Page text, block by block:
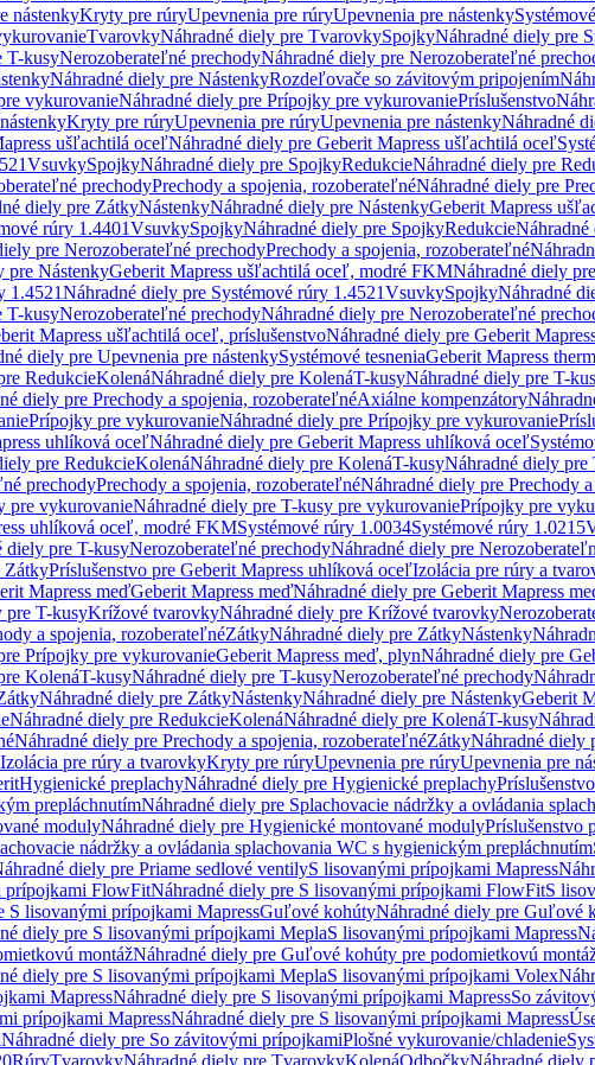
nástenkyKryty pre rúryUpevnenia pre rúryUpevnenia pre nástenky
TvarovkyNáhradné diely pre TvarovkySpojkyNáhradné diely pre
T-kusyNerozoberateľné prechodyNáhradné diely pre Nerozoberateľné
Náhradné diely pre NástenkyRozdeľovače so závitovým pripojením
vykurovanieNáhradné diely pre Prípojky pre vykurovaniePríslušenstvo
Kryty pre rúryUpevnenia pre rúryUpevnenia pre nástenkyNáhradné
ušľachtilá oceľNáhradné diely pre Geberit Mapress ušľachtilá oceľ
VsuvkySpojkyNáhradné diely pre SpojkyRedukcieNáhradné diely pre
prechodyPrechody a spojenia, rozoberateľnéNáhradné diely pre
diely pre ZátkyNástenkyNáhradné diely pre NástenkyGeberit Mapress
rúry 1.4401VsuvkySpojkyNáhradné diely pre SpojkyRedukcieNáhradné
pre Nerozoberateľné prechodyPrechody a spojenia, rozoberateľné
pre NástenkyGeberit Mapress ušľachtilá oceľ, modré FKMNáhradné diely
1.4521Náhradné diely pre Systémové rúry 1.4521VsuvkySpojkyNáhradné
T-kusyNerozoberateľné prechodyNáhradné diely pre Nerozoberateľné
Mapress ušľachtilá oceľ, príslušenstvoNáhradné diely pre Geberit
diely pre Upevnenia pre nástenkySystémové tesneniaGeberit Mapress therm
RedukcieKolenáNáhradné diely pre KolenáT-kusyNáhradné diely pre T-
diely pre Prechody a spojenia, rozoberateľnéAxiálne kompenzátory
Prípojky pre vykurovanieNáhradné diely pre Prípojky pre vykurovanie
uhlíková oceľNáhradné diely pre Geberit Mapress uhlíková oceľ
pre RedukcieKolenáNáhradné diely pre KolenáT-kusyNáhradné diely pre
prechodyPrechody a spojenia, rozoberateľnéNáhradné diely pre Prechody
pre vykurovanieNáhradné diely pre T-kusy pre vykurovaniePrípojky pre
uhlíková oceľ, modré FKMSystémové rúry 1.0034Systémové rúry 1.0215
diely pre T-kusyNerozoberateľné prechodyNáhradné diely pre
ZátkyPríslušenstvo pre Geberit Mapress uhlíková oceľIzolácia pre rúry a
Mapress meďGeberit Mapress meďNáhradné diely pre Geberit Mapress
pre T-kusyKrížové tvarovkyNáhradné diely pre Krížové tvarovky
a spojenia, rozoberateľnéZátkyNáhradné diely pre ZátkyNástenky
Prípojky pre vykurovanieGeberit Mapress meď, plynNáhradné diely pre
KolenáT-kusyNáhradné diely pre T-kusyNerozoberateľné prechody
Náhradné diely pre ZátkyNástenkyNáhradné diely pre NástenkyGeberit
Náhradné diely pre RedukcieKolenáNáhradné diely pre KolenáT-kusy
Náhradné diely pre Prechody a spojenia, rozoberateľnéZátkyNáhradné diely
Izolácia pre rúry a tvarovkyKryty pre rúryUpevnenia pre rúryUpevnenia pre
Hygienické preplachyNáhradné diely pre Hygienické preplachyPríslušenstvo
prepláchnutímNáhradné diely pre Splachovacie nádržky a ovládania
modulyNáhradné diely pre Hygienické montované modulyPríslušenstvo
nádržky a ovládania splachovania WC s hygienickým prepláchnutím
diely pre Priame sedlové ventilyS lisovanými prípojkami Mapress
prípojkami FlowFitNáhradné diely pre S lisovanými prípojkami FlowFitS
S lisovanými prípojkami MapressGuľové kohútyNáhradné diely pre Guľové
diely pre S lisovanými prípojkami MeplaS lisovanými prípojkami Mapress
montážNáhradné diely pre Guľové kohúty pre podomietkovú
diely pre S lisovanými prípojkami MeplaS lisovanými prípojkami Volex
MapressNáhradné diely pre S lisovanými prípojkami MapressSo
prípojkami MapressNáhradné diely pre S lisovanými prípojkami Mapress
Náhradné diely pre So závitovými prípojkamiPlošné vykurovanie/chladenie
RúryTvarovkyNáhradné diely pre TvarovkyKolenáOdbočkyNáhradné diely